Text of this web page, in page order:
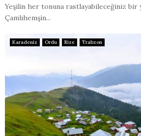
Yeşilin her tonuna rastlayabileceğiniz bir
Çamlıhemşin...
Karadeniz Ordu Rize Trabzon